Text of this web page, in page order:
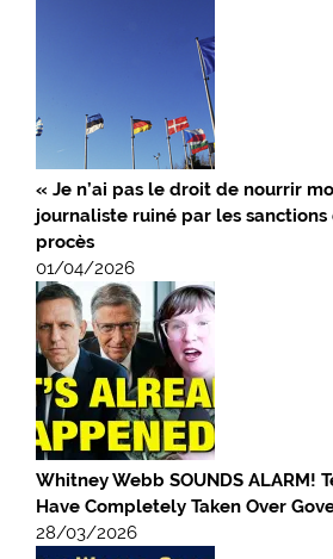
« Je n’ai pas le droit de nourrir
journaliste ruiné par les sanctions
procès
01/04/2026
Whitney Webb SOUNDS ALARM!
Have Completely Taken Over
28/03/2026